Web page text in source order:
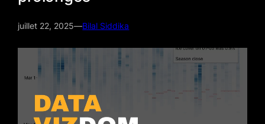
juillet 22, 2025—Bilal Siddika